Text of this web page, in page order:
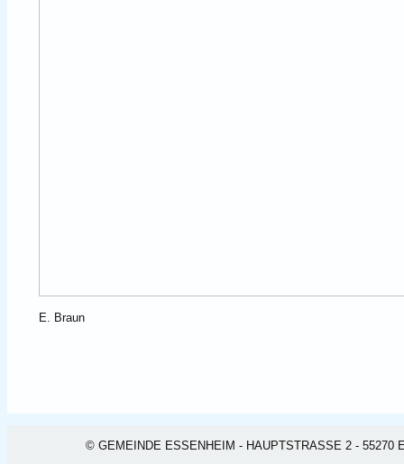
E. Braun
© GEMEINDE ESSENHEIM - HAUPTSTRASSE 2 - 55270